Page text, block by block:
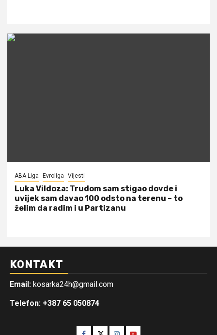
ABA Liga Evroliga Vijesti
Luka Vildoza: Trudom sam stigao dovde i
uvijek sam davao 100 odsto na terenu – to
želim da radim i u Partizanu
KONTAKT
Email: kosarka24h@gmail.com
Telefon: +387 65 050874
Facebook
TwitterInstagram
Youtube